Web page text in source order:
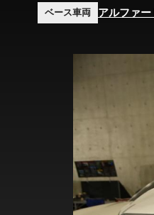
ベース車両 アルファー